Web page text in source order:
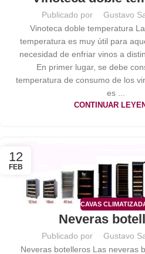
Publicado por Gustavo
Vinoteca doble temperatura
temperatura es muy útil para
necesidad de enfriar vinos a
En primer lugar, se debe
temperatura de consumo de los
es ...
CONTINUAR
12
FEB
CAVAS
Neveras
Publicado por Gustavo
Neveras botelleros Las neveras